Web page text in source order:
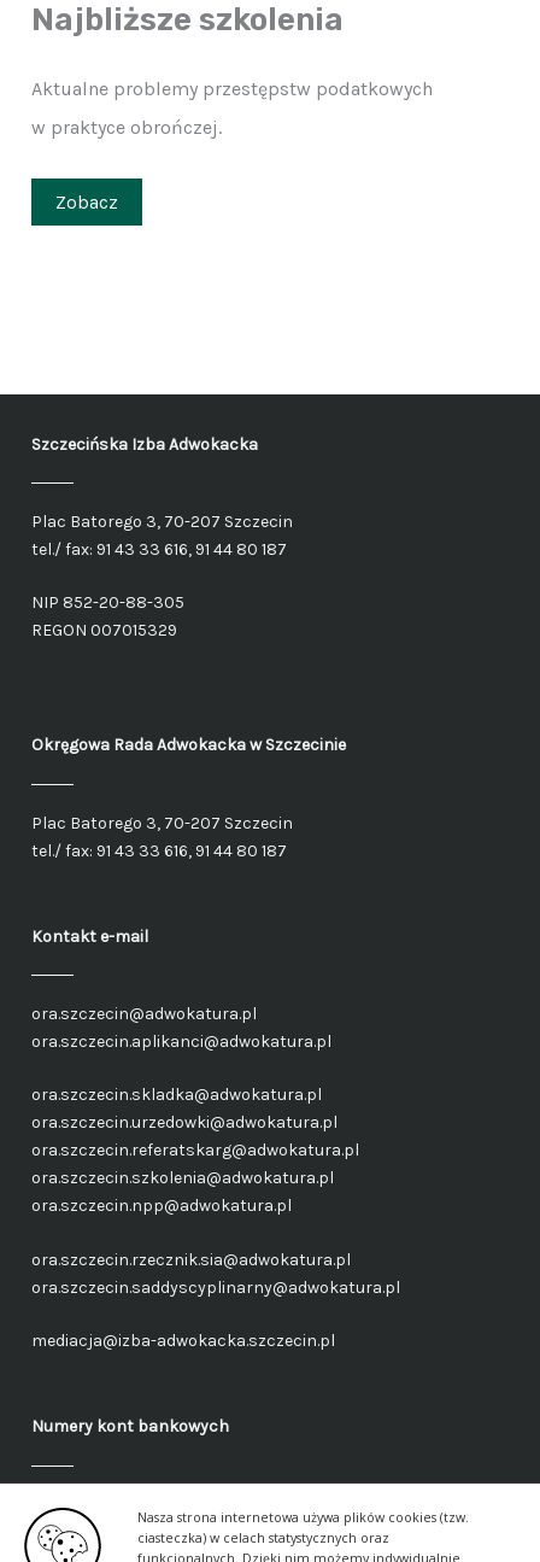
Nasza strona internetowa używa plików cookies (tzw.
ciasteczka) w celach statystycznych oraz
funkcjonalnych. Dzięki nim możemy indywidualnie
Najbliższe szkolenia
Aktualne problemy przestępstw podatkowych
w praktyce obrończej.
Zobacz
Szczecińska Izba Adwokacka
Plac Batorego 3, 70-207 Szczecin
tel./ fax: 91 43 33 616, 91 44 80 187
NIP 852-20-88-305
REGON 007015329
Okręgowa Rada Adwokackaw Szczecinie
Plac Batorego 3, 70-207 Szczecin
tel./ fax: 91 43 33 616, 91 44 80 187
Kontakt e-mail
ora.szczecin@adwokatura.pl
ora.szczecin.aplikanci@adwokatura.pl
ora.szczecin.skladka@adwokatura.pl
ora.szczecin.urzedowki@adwokatura.pl
ora.szczecin.referatskarg@adwokatura.pl
ora.szczecin.szkolenia@adwokatura.pl
ora.szczecin.npp@adwokatura.pl
ora.szczecin.rzecznik.sia@adwokatura.pl
ora.szczecin.saddyscyplinarny@adwokatura.pl
mediacja@izba-adwokacka.szczecin.pl
Numery kont bankowych
Fundusz administracyjny – ogólny
40 1050 1559 1000 0090 3288 6591